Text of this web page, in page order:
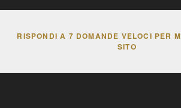
RISPONDI A 7 DOMANDE VELOCI PER
SITO